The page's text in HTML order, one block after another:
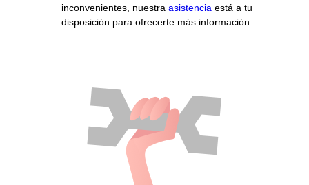
inconvenientes, nuestra asistencia está a tu
disposición para ofrecerte más información